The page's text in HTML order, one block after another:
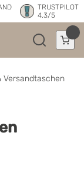
TRUSTPILOT
4.3/5
Versandtaschen